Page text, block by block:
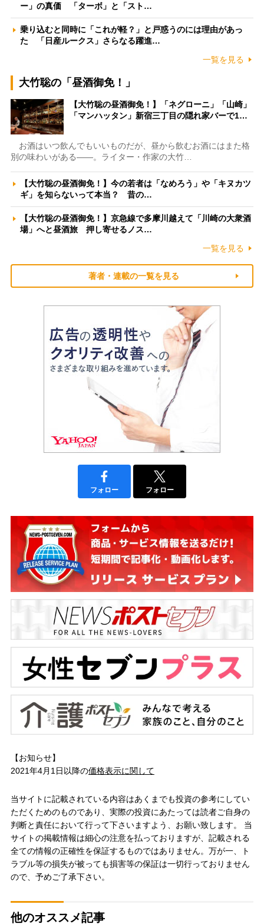
ー」の真価 「ターボ」と「スト…
乗り込むと同時に「これが軽？」と戸惑うのには理由があっ
た 「日産ルークス」さらなる躍進…
一覧を見る
大竹聡の「昼酒御免！」
【大竹聡の昼酒御免！】「ネグローニ」「山崎」
「マンハッタン」新宿三丁目の隠れ家バーで1…
お酒はいつ飲んでもいいものだが、昼から飲むお酒にはまた格
別の味わいがある――。ライター・作家の大竹…
【大竹聡の昼酒御免！】今の若者は「なめろう」や「キヌカツ
ギ」を知らないって本当？ 昔の…
【大竹聡の昼酒御免！】京急線で多摩川越えて「川崎の大衆酒
場」へと昼酒旅 押し寄せるノス…
一覧を見る
著者・連載の一覧を見る
フォロー フォロー
【お知らせ】
2021年4月1日以降の価格表示に関して
当サイトに記載されている内容はあくまでも投資の参考にしてい
ただくためのものであり、実際の投資にあたっては読者ご自身の
判断と責任において行って下さいますよう、お願い致します。 当
サイトの掲載情報は細心の注意を払っておりますが、記載される
全ての情報の正確性を保証するものではありません。万が一、ト
ラブル等の損失が被っても損害等の保証は一切行っておりません
ので、予めご了承下さい。
他のオススメ記事